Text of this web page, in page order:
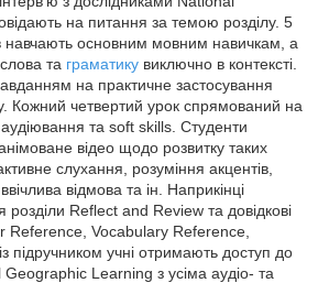
на питання за темою розділу. 5
навчають основним мовним навичкам, а
та граматику виключно в контексті.
на практичне застосування
Кожний четвертий урок спрямований на
аудіювання та soft skills. Студенти
відео щодо розвитку таких
слухання, розуміння акцентів,
відмова та ін. Наприкінці
розділи Reflect and Review та довідкові
Reference, Vocabulary Reference,
підручником учні отримають доступ до
Learning з усіма аудіо- та